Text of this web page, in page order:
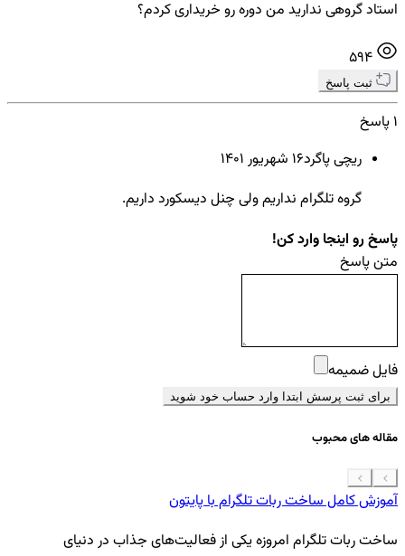
استاد گروهی ندارید من دوره رو خریداری کردم؟
ثبت پاسخ
1 پاسخ
ریچی پاگرد16 شهريور ۱۴۰۱
گروه تلگرام نداریم ولی چنل دیسکورد داریم.
پاسخ رو اینجا وارد کن!
متن پاسخ
فایل ضمیمه
برای ثبت پرسش ابتدا وارد حساب خود شوید
مقاله های محبوب
آموزش کامل ساخت ربات تلگرام با پایتون
ساخت ربات تلگرام امروزه یکی از فعالیت‌های جذاب در دنیای